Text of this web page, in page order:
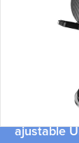
Soporte
ajustable